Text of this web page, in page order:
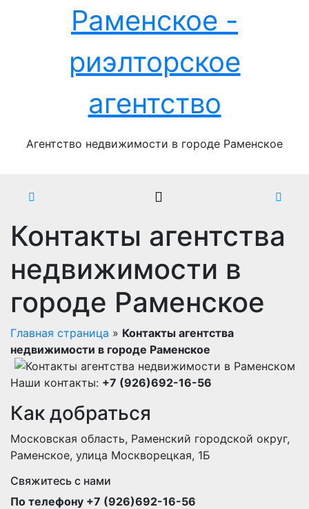
Раменское -
риэлторское
агентство
Агентство недвижимости в городе Раменское
Контакты агентства
недвижимости в
городе Раменское
Главная страница » Контакты агентства
недвижимости в городе Раменское
Наши контакты: +7 (926)692-16-56
Как добраться
Московская область, Раменский городской округ,
Раменское, улица Москворецкая, 1Б
Свяжитесь с нами
По телефону +7 (926)692-16-56